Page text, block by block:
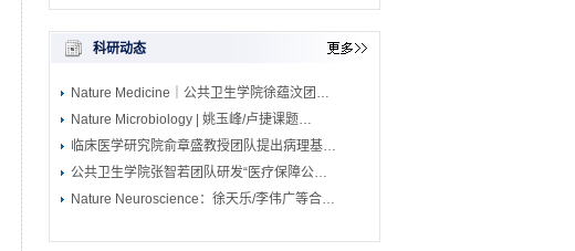
科研动态
Nature Medicine｜公共卫生学院徐蕴汶团…
Nature Microbiology | 姚玉峰/卢捷课题…
临床医学研究院俞章盛教授团队提出病理基…
公共卫生学院张智若团队研发“医疗保障公…
Nature Neuroscience：徐天乐/李伟广等合…